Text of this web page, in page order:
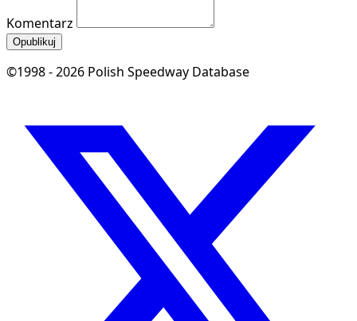
Komentarz
Opublikuj
©1998 - 2026 Polish Speedway Database